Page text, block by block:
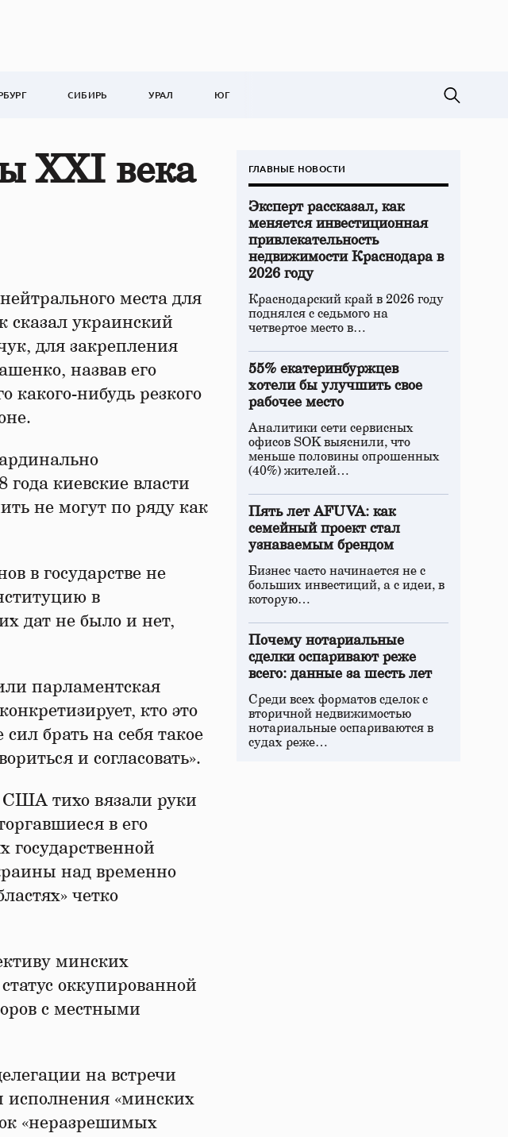
СИБИРЬ УРАЛ ЮГ
XXI века
места для
сказал украинский
для закрепления
назвав его
какого-нибудь резкого
киевские власти
не могут по ряду как
в государстве не
в
дат не было и нет,
парламентская
кто это
брать на себя такое
и согласовать».
США тихо вязали руки
в его
государственной
над временно
четко
минских
оккупированной
с местными
на встречи
исполнения «минских
«неразрешимых
ГЛАВНЫЕ НОВОСТИ
Эксперт рассказал, как
меняется инвестиционная
привлекательность
недвижимости Краснодара в
2026 году
Краснодарский край в 2026 году
поднялся с седьмого на
четвертое место в…
55% екатеринбуржцев
хотели бы улучшить свое
рабочее место
Аналитики сети сервисных
офисов SOK выяснили, что
меньше половины опрошенных
(40%) жителей…
Пять лет AFUVA: как
семейный проект стал
узнаваемым брендом
Бизнес часто начинается не с
больших инвестиций, а с идеи, в
которую…
Почему нотариальные
сделки оспаривают реже
всего: данные за шесть лет
Среди всех форматов сделок с
вторичной недвижимостью
нотариальные оспариваются в
судах реже…